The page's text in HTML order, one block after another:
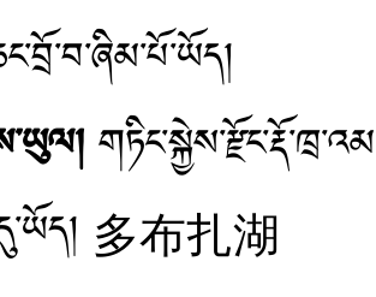
多布扎湖